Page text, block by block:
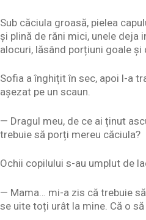
Sub căciula groasă, pielea
și plină de răni mici, unele deja
alocuri, lăsând porțiuni goale și
Sofia a înghițit în sec, apoi l-a
așezat pe un scaun.
— Dragul meu, de ce ai ținut
trebuie să porți mereu căciula?
Ochii copilului s-au umplut de
— Mama… mi-a zis că trebuie
se uite toți urât la mine. Că o să